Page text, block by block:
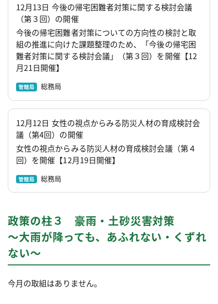
12月13日 今後の帰宅困難者対策に関する検討会議
（第３回）の開催
今後の帰宅困難者対策についての方向性の検討と取
組の推進に向けた課題整理のため、「今後の帰宅困
難者対策に関する検討会議」（第３回）を開催【12
月21日開催】
管轄局 総務局
12月12日 女性の視点からみる防災人材の育成検討会
議（第4回）の開催
女性の視点からみる防災人材の育成検討会議（第４
回）を開催【12月19日開催】
管轄局 総務局
政策の柱３ 豪雨・土砂災害対策
～大雨が降っても、あふれない・くずれ
ない～
今月の取組はありません。